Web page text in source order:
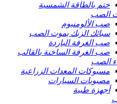
ختم بالطاقة الشمسية
الصب
صب الألومنيوم
سبائك الزنك يموت الصب
صب الغرفة الباردة
صب الغرفة الساخنة بالقالب
الصب
مسبوكات المعدات الزراعية
مصبوبات السيارات
أجهزة طبية